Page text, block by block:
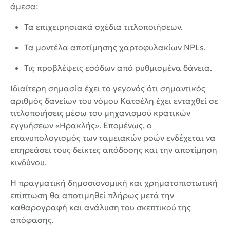
άμεσα:
Τα επιχειρησιακά σχέδια τιτλοποιήσεων.
Τα μοντέλα αποτίμησης χαρτοφυλακίων NPLs.
Τις προβλέψεις εσόδων από ρυθμισμένα δάνεια.
Ιδιαίτερη σημασία έχει το γεγονός ότι σημαντικός
αριθμός δανείων του νόμου Κατσέλη έχει ενταχθεί σε
τιτλοποιήσεις μέσω του μηχανισμού κρατικών
εγγυήσεων «Ηρακλής». Επομένως, ο
επανυπολογισμός των ταμειακών ροών ενδέχεται να
επηρεάσει τους δείκτες απόδοσης και την αποτίμηση
κινδύνου.
Η πραγματική δημοσιονομική και χρηματοπιστωτική
επίπτωση θα αποτιμηθεί πλήρως μετά την
καθαρογραφή και ανάλυση του σκεπτικού της
απόφασης.